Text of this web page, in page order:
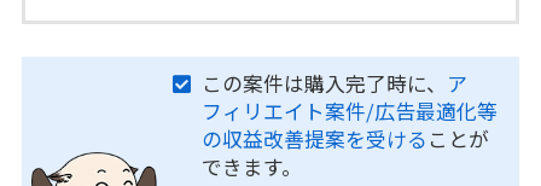
この案件は購入完了時に、 ア
フィリエイト案件/広告最適化等
の収益改善提案を受ける ことが
できます。